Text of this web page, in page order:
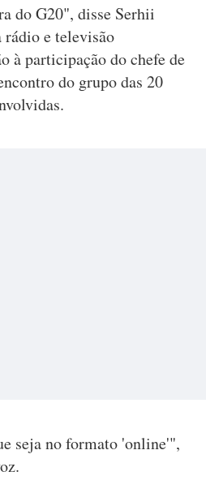
do G20", disse Serhii
e televisão
à participação do chefe de
do grupo das 20
seja no formato 'online'",